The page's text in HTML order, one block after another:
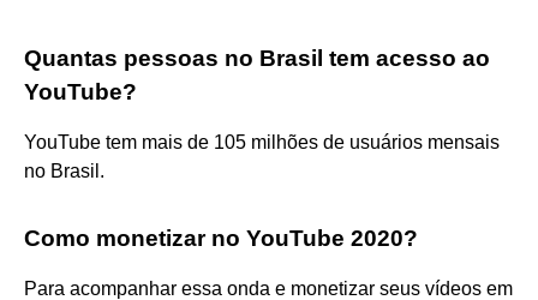
Quantas pessoas no Brasil tem acesso ao
YouTube?
YouTube tem mais de 105 milhões de usuários mensais
no Brasil.
Como monetizar no YouTube 2020?
Para acompanhar essa onda e monetizar seus vídeos em